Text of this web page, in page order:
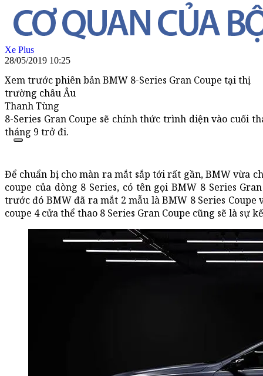
Xe Plus
28/05/2019 10:25
Xem trước phiên bản BMW 8-Series Gran Coupe tại thị
trường châu Âu
Thanh Tùng
8-Series Gran Coupe sẽ chính thức trình diện vào cuối
tháng 9 trở đi.
Để chuẩn bị cho màn ra mắt sắp tới rất gần, BMW vừa
coupe của dòng 8 Series, có tên gọi BMW 8 Series
trước đó BMW đã ra mắt 2 mẫu là BMW 8 Series Coupe
coupe 4 cửa thể thao 8 Series Gran Coupe cũng sẽ là sự